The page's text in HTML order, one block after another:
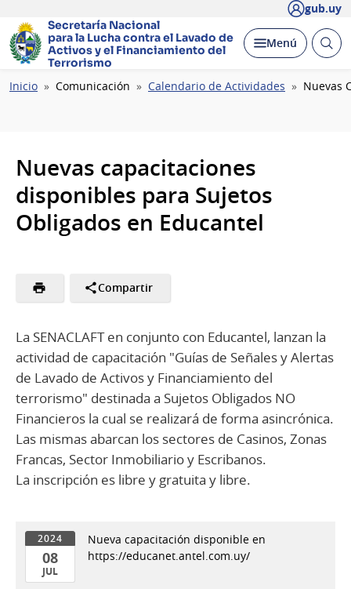
gub.uy
Secretaría Nacional
para la Lucha contra el Lavado de
Activos y el Financiamiento del
Terrorismo
Desplegar
Menú Abrir
Ruta
Inicio Comunicación Calendario de Actividades Nuevas
Nuevas capacitaciones
disponibles para Sujetos
Obligados en Educantel
Compartir
La SENACLAFT en conjunto con Educantel, lanzan la
actividad de capacitación "Guías de Señales y Alertas
de Lavado de Activos y Financiamiento del
terrorismo" destinada a Sujetos Obligados NO
Financieros la cual se realizará de forma asincrónica.
Las mismas abarcan los sectores de Casinos, Zonas
Francas, Sector Inmobiliario y Escribanos.
La inscripción es libre y gratuita y libre.
2024
08
JUL
Nueva capacitación disponible en
https://educanet.antel.com.uy/